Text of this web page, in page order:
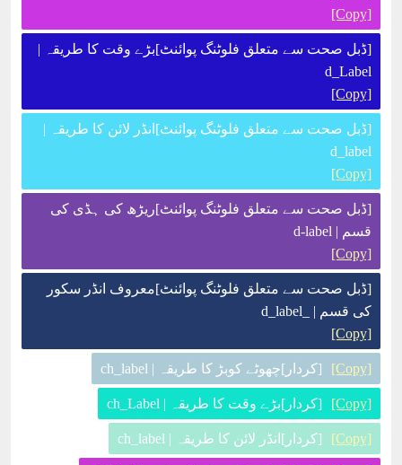
[Copy]
[ڈبل صحت سے متعلق فلوٹنگ پوائنٹ]بڑے وقت کا طریقہ |
d_Label
[Copy]
[ڈبل صحت سے متعلق فلوٹنگ پوائنٹ]انڈر لائن کا طریقہ |
d_label
[Copy]
[ڈبل صحت سے متعلق فلوٹنگ پوائنٹ]ریڑھ کی ہڈی کی
قسم | d-label
[Copy]
[ڈبل صحت سے متعلق فلوٹنگ پوائنٹ]معروف انڈر سکور
کی قسم | _d_label
[Copy]
[کردار]چھوٹے کوبڑ کا طریقہ | ch_label [Copy]
[کردار]بڑے وقت کا طریقہ | ch_Label [Copy]
[کردار]انڈر لائن کا طریقہ | ch_label [Copy]